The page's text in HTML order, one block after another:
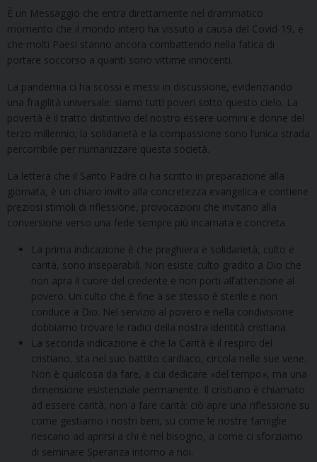
È un Messaggio che entra direttamente nel drammatico
momento che il mondo intero ha vissuto a causa del Covid-19, e
che molti Paesi stanno ancora combattendo nella fatica di
portare soccorso a quanti sono vittime innocenti.
La pandemia ci ha scossi e messi in discussione, evidenziando
una fragilità universale: siamo tutti poveri sotto questo cielo. La
povertà è il tratto distintivo del nostro essere uomini e donne del
terzo millennio; la solidarietà e la compassione sono l’unica strada
percorribile per riumanizzare questa società.
La lettera che il Santo Padre ci ha scritto in preparazione alla
giornata, è un chiaro invito alla concretezza evangelica e contiene
preziosi stimoli di riflessione, provocazioni che invitano alla
conversione verso una fede sempre più incarnata e concreta.
La prima indicazione è che preghiera e solidarietà, culto e
carità, sono inseparabili. Non esiste culto gradito a Dio che
non apra il cuore del credente e non porti all’attenzione al
povero. Un culto che è fine a se stesso è sterile e non
conduce a Dio. Nel servizio al povero e nella condivisione
dobbiamo trovare le radici della nostra identità cristiana.
La seconda indicazione è che la Carità è il respiro del
cristiano, sta nel suo battito cardiaco, circola nelle sue vene.
Non è qualcosa da fare, a cui dedicare «del tempo», ma una
dimensione esistenziale permanente. Il cristiano è chiamato
ad essere carità, non a fare carità: ciò apre una riflessione su
come gestiamo i nostri beni, su come le nostre famiglie
riescano ad aprirsi a chi è nel bisogno, a come ci sforziamo
di seminare Speranza intorno a noi.